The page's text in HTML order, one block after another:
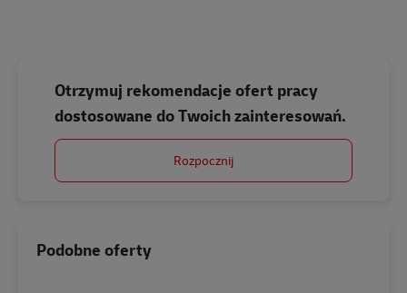
Otrzymuj rekomendacje ofert pracy
dostosowane do Twoich zainteresowań.
Rozpocznij
Podobne oferty